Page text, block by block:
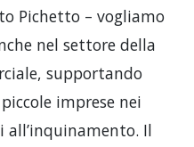
Pichetto – vogliamo
nel settore della
supportando
imprese nei
Il